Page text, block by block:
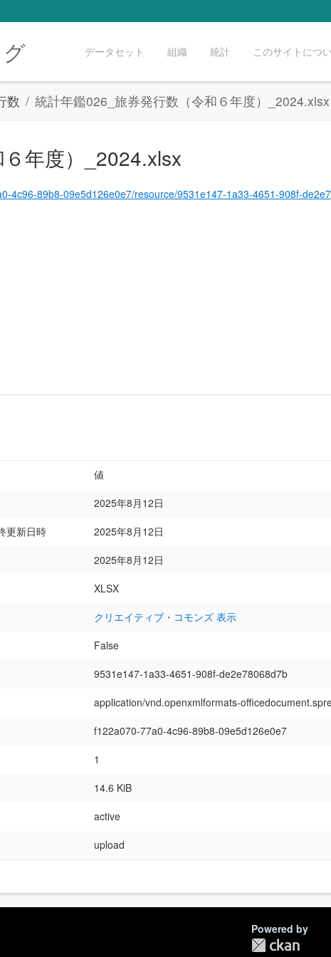
データセット 組織 統計 このサイトにつ
数 統計年鑑026_旅券発行数（令和６年度）_2024.xlsx
年度）_2024.xlsx
4c96-89b8-09e5d126e0e7/resource/9531e147-1a33-4651-908f-
値
2025年8月12日
更新日時
2025年8月12日
2025年8月12日
XLSX
クリエイティブ・コモンズ 表示
False
9531e147-1a33-4651-908f-de2e78068d7b
application/vnd.openxmlformats-
f122a070-77a0-4c96-89b8-09e5d126e0e7
1
14.6 KiB
active
upload
Powered by